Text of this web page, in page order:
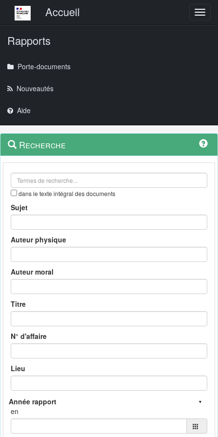
Menu principalAccueil
Rapports
Porte-documents
Nouveautés
Aide
Navigation
outils
Menu
contextuel
Recherche
dans le texte intégral des documents
Sujet
Auteur physique
Auteur moral
Titre
N° d'affaire
Lieu
en